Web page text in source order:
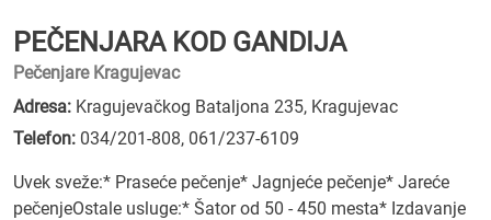
PEČENJARA KOD GANDIJA
Pečenjare Kragujevac
Adresa: Kragujevačkog Bataljona 235, Kragujevac
Telefon: 034/201-808, 061/237-6109
Uvek sveže:* Praseće pečenje* Jagnjeće pečenje* Jareće
pečenjeOstale usluge:* Šator od 50 - 450 mesta* Izdavanje